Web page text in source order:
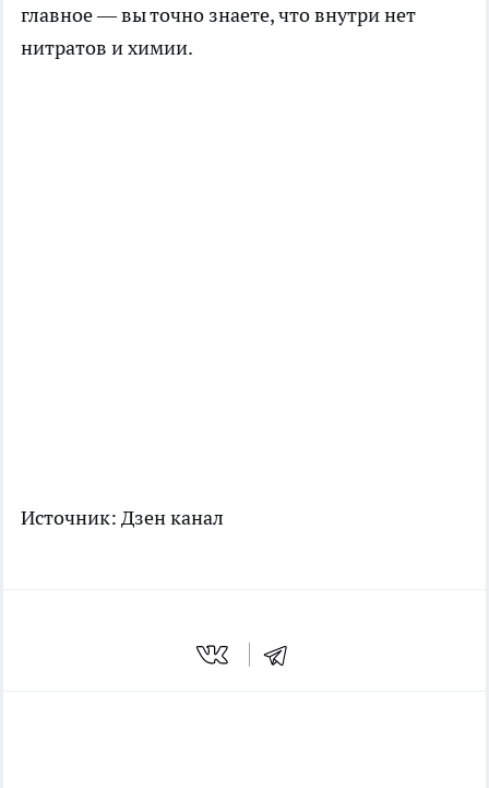
главное — вы точно знаете, что внутри нет
нитратов и химии.
Источник: Дзен канал